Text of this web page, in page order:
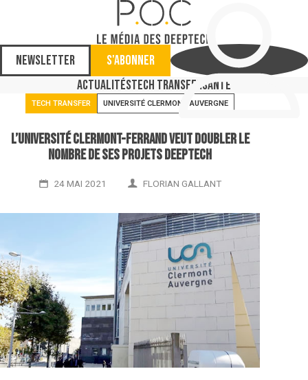
Newsletter
S'abonner
ActualitésTech TransferSanté
TECH TRANSFER UNIVERSITÉ CLERMONT AUVERGNE
L’université Clermont-Ferrand veut doubler le
nombre de ses projets deeptech
24 MAI 2021 FLORIAN GALLANT